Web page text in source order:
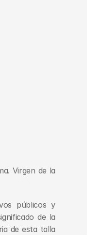
Virgen de la
públicos y
de la
de esta talla